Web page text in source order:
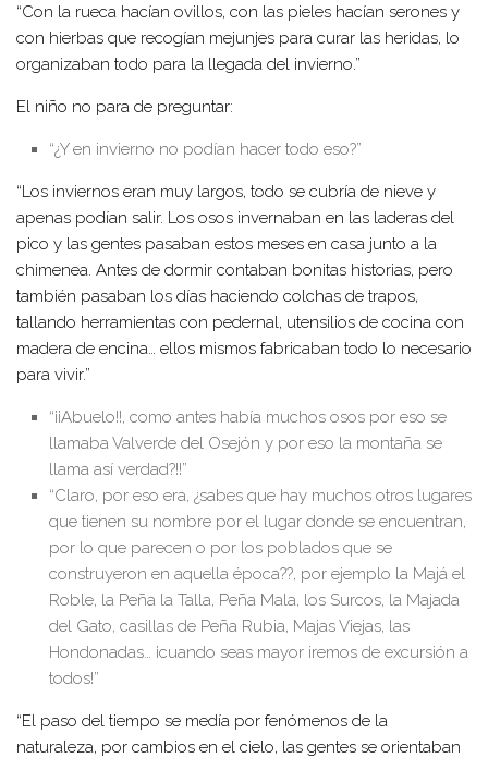
“Con la rueca hacían ovillos, con las pieles hacían serones y
con hierbas que recogían mejunjes para curar las heridas, lo
organizaban todo para la llegada del invierno.”
El niño no para de preguntar:
“¿Y en invierno no podían hacer todo eso?”
“Los inviernos eran muy largos, todo se cubría de nieve y
apenas podían salir. Los osos invernaban en las laderas del
pico y las gentes pasaban estos meses en casa junto a la
chimenea. Antes de dormir contaban bonitas historias, pero
también pasaban los días haciendo colchas de trapos,
tallando herramientas con pedernal, utensilios de cocina con
madera de encina… ellos mismos fabricaban todo lo necesario
para vivir.”
“¡¡Abuelo!!, como antes había muchos osos por eso se
llamaba Valverde del Osejón y por eso la montaña se
llama así verdad?!!”
“Claro, por eso era, ¿sabes que hay muchos otros lugares
que tienen su nombre por el lugar donde se encuentran,
por lo que parecen o por los poblados que se
construyeron en aquella época??, por ejemplo la Majá el
Roble, la Peña la Talla, Peña Mala, los Surcos, la Majada
del Gato, casillas de Peña Rubia, Majas Viejas, las
Hondonadas… ¡cuando seas mayor iremos de excursión a
todos!”
“El paso del tiempo se medía por fenómenos de la
naturaleza, por cambios en el cielo, las gentes se orientaban